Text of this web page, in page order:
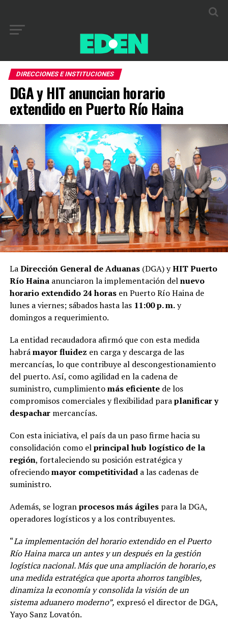
DIRECCIONES E INSTITUCIONES
DGA y HIT anuncian horario
extendido en Puerto Río Haina
LaDirección General de Aduanas (DGA) yHIT Puerto
Río Hainaanunciaron la implementación delnuevo
horario extendido 24 horasen Puerto Río Haina de
lunes a viernes; sábados hasta las 11:00 p. m.y
domingos a requerimiento.
La entidad recaudadora afirmó que con esta medida
habrámayor fluidez en carga y descarga de las
mercancías, lo que contribuye al descongestionamiento
del puerto. Así, como agilidad en la cadena de
suministro, cumplimientomás eficientede los
compromisos comerciales y flexibilidad paraplanificar y
despacharmercancías.
Con esta iniciativa, el país da un paso firme hacia su
consolidación como elprincipal hub logístico de la
región, fortaleciendo su posición estratégica y
ofreciendomayor competitividada las cadenas de
suministro.
Además, se logranprocesos más ágilespara la DGA,
operadores logísticos y a los contribuyentes.
“La implementación del horario extendido en el Puerto
Río Haina marca un antes y un después en la gestión
logística nacional. Más que una ampliación de horario,es
una medida estratégica que aporta ahorros tangibles,
dinamiza la economía y consolida la visión de un
sistema aduanero moderno”, expresó el director de DGA,
Yayo Sanz Lovatón.